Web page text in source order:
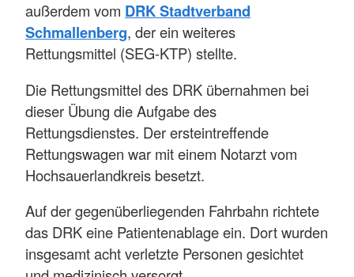
außerdem vom DRK Stadtverband
Schmallenberg, der ein weiteres
Rettungsmittel (SEG-KTP) stellte.
Die Rettungsmittel des DRK übernahmen bei
dieser Übung die Aufgabe des
Rettungsdienstes. Der ersteintreffende
Rettungswagen war mit einem Notarzt vom
Hochsauerlandkreis besetzt.
Auf der gegenüberliegenden Fahrbahn richtete
das DRK eine Patientenablage ein. Dort wurden
insgesamt acht verletzte Personen gesichtet